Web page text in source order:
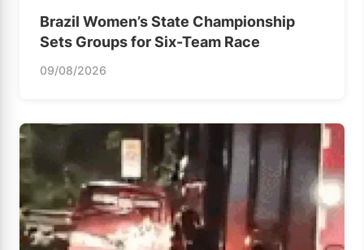
Brazil Women’s State Championship
Sets Groups for Six-Team Race
09/08/2026